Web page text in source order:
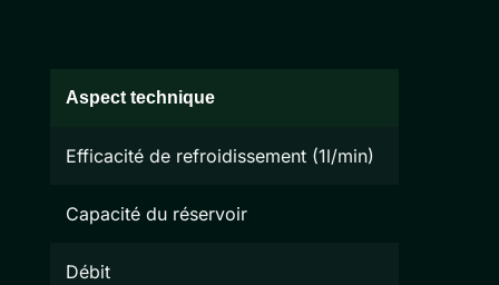
Aspect technique
Efficacité de refroidissement (1l/min)
Capacité du réservoir
Débit